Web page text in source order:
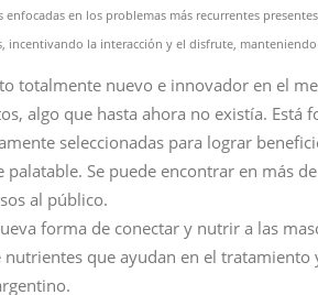
en los problemas más recurrentes
incentivando la interacción y el disfrute,
totalmente nuevo e innovador en el
algo que hasta ahora no existía.
seleccionadas para lograr
palatable. Se puede encontrar en más
al público.
forma de conectar y nutrir a las
que ayudan en el tratamiento